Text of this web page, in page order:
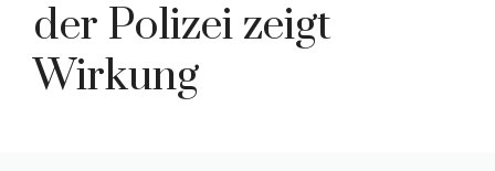
der Polizei zeigt
Wirkung